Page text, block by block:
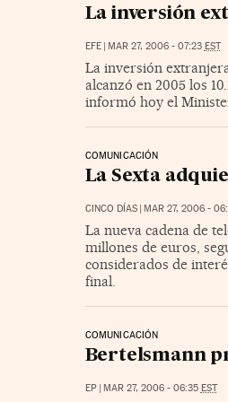
La inversión
EFE | MAR 27, 2006 - 07:23 EST
La inversión
alcanzó en 2005 los
informó hoy el
COMUNICACIÓN
La Sexta
CINCO DÍAS | MAR 27, 2006 -
La nueva cadena de
millones de euros,
considerados de
final.
COMUNICACIÓN
Bertelsmann
EP | MAR 27, 2006 - 06:35 EST